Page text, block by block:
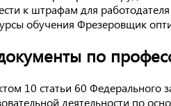
к штрафам для
обучения Фрезеровщик
по
10 статьи 60
деятельности по